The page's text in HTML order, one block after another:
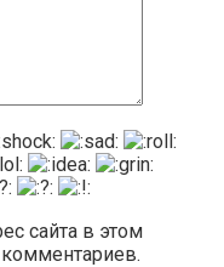
сайта в этом